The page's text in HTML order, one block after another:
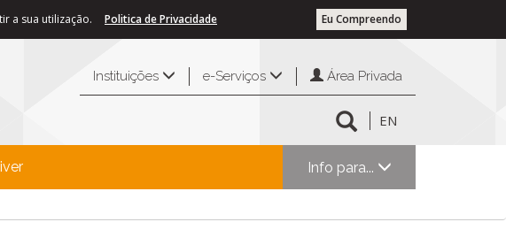
a sua utilização. Eu Compreendo
Politica de Privacidade
Instituições e-Serviços Área Privada
EN
Info para...